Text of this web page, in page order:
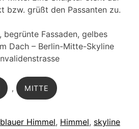
bzw. grüßt den Passanten zu.
begrünte Fassaden, gelbes
Dach – Berlin-Mitte-Skyline
, MITTE
blauer Himmel, Himmel, skyline